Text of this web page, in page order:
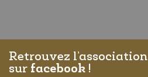
Retrouvez l’association
sur facebook !